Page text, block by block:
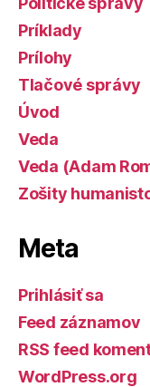
Príklady
Prílohy
Tlačové správy
Úvod
Veda
Veda (Adam
Zošity
Meta
Prihlásiť sa
Feed záznamov
RSS feed
WordPress.org